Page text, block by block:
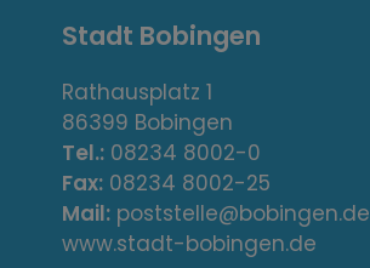
d
r
e
s
s
Stadt Bobingen
Rathausplatz 1
86399 Bobingen
Tel.: 08234 8002-0
Fax: 08234 8002-25
Mail: poststelle@bobingen.de
www.stadt-bobingen.de